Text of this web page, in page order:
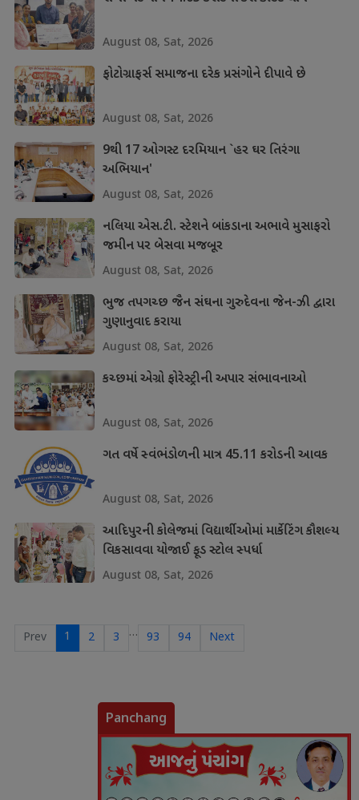
August 08, Sat, 2026
ફોટોગ્રાફર્સ સમાજના દરેક પ્રસંગોને દીપાવે છે
August 08, Sat, 2026
9થી 17 ઓગસ્ટ દરમિયાન `હર ઘર તિરંગા
અભિયાન'
August 08, Sat, 2026
નલિયા એસ.ટી. સ્ટેશને બાંકડાના અભાવે મુસાફરો
જમીન પર બેસવા મજબૂર
August 08, Sat, 2026
ભુજ તપગચ્છ જૈન સંઘના ગુરુદેવના જેન-ઝી દ્વારા
ગુણાનુવાદ કરાયા
August 08, Sat, 2026
કચ્છમાં એગ્રો ફોરેસ્ટ્રીની અપાર સંભાવનાઓ
August 08, Sat, 2026
ગત વર્ષે સ્વંભંડોળની માત્ર 45.11 કરોડની આવક
August 08, Sat, 2026
આદિપુરની કોલેજમાં વિદ્યાર્થીઓમાં માર્કેટિંગ કૌશલ્ય
વિકસાવવા યોજાઈ ફૂડ સ્ટોલ સ્પર્ધા
August 08, Sat, 2026
Prev 1 2 3 … 93 94 Next
Panchang